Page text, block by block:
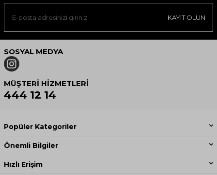
KAYIT OLUN
SOSYAL MEDYA
MÜŞTERI HIZMETLERI
444 12 14
Popüler Kategoriler
Önemli Bilgiler
Hızlı Erişim